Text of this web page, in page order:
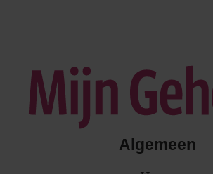
Algemeen